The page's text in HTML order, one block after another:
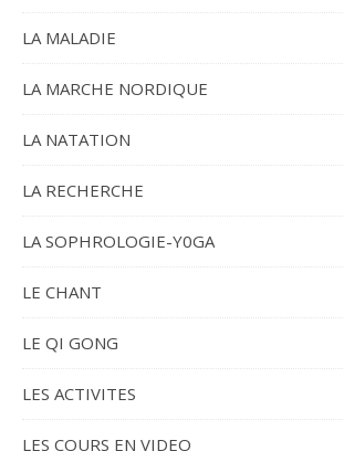
LA MALADIE
LA MARCHE NORDIQUE
LA NATATION
LA RECHERCHE
LA SOPHROLOGIE-Y0GA
LE CHANT
LE QI GONG
LES ACTIVITES
LES COURS EN VIDEO